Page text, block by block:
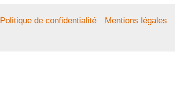
Politique de confidentialité Mentions légales